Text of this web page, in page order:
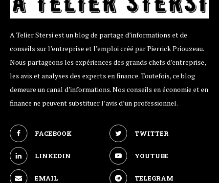
A Telier Stersi est un blog de partage d’informations et de
conseils sur l’entreprise et l’emploi créé par Pierrick Priouzeau.
Nous partageons les expériences des grands chefs d’entreprise,
les avis et analyses des experts en finance. Toutefois, ce blog
demeure un canal d’informations. Nos conseils en économie et en
finance ne peuvent substituer l’avis d’un professionnel.
FACEBOOK TWITTER
LINKEDIN YOUTUBE
EMAIL TELEGRAM